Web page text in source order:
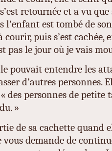
retournée et a vu
l’enfant est tombé de
puis s’est cachée,
pas le jour où je vais
pouvait entendre les
d’autres personnes.
des personnes de petite
»
de sa cachette quand
demande de